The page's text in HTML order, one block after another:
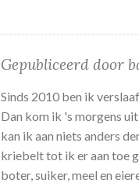
Gepubliceerd door
Sinds 2010 ben ik
Dan kom ik 's morgens
kan ik aan niets anders
kriebelt tot ik er aan toe
boter, suiker, meel en